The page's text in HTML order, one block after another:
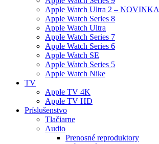
Apple Watch Ultra 2 – NOVINKA
Apple Watch Series 8
Apple Watch Ultra
Apple Watch Series 7
Apple Watch Series 6
Apple Watch SE
Apple Watch Series 5
Apple Watch Nike
TV
Apple TV 4K
Apple TV HD
Príslušenstvo
Tlačiarne
Audio
Prenosné reproduktory